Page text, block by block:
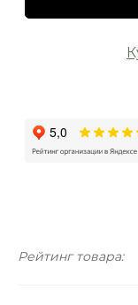
Рейтинг товара: